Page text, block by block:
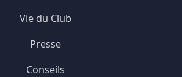
Vie du Club
Presse
Conseils